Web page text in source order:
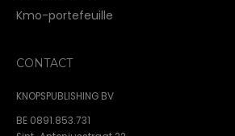
Kmo-portefeuille
CONTACT
KNOPSPUBLISHING BV
BE 0891.853.731